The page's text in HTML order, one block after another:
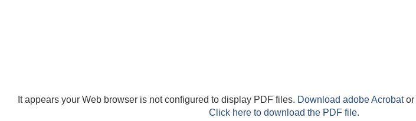
It appears your Web browser is not configured to display PDF files. Download adobe Acrobator
Click here to download the PDF file.